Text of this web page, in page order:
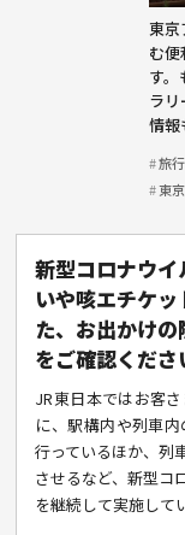
東京
む
す。
ラ
情報
旅
東
新型コロナウ
いや咳エチケ
た、お出かけ
をご確認くださ
JR東日本ではお客
に、駅構内や列車
行っているほか、列
させるなど、新型コ
を継続して実施して